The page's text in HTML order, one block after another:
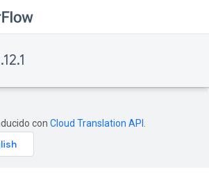
con Cloud Translation API